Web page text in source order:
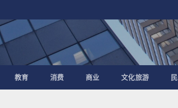
教育 消费 商业 文化旅游